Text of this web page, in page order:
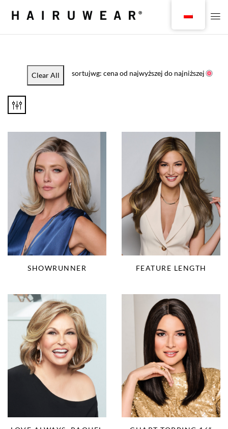
Clear All sortujwg: cena od najwyższej do najniższej
SHOWRUNNER FEATURE LENGTH